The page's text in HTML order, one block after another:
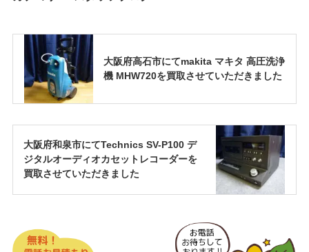
大阪府高石市にてmakita マキタ 高圧洗浄
機 MHW720を買取させていただきました
大阪府和泉市にてTechnics SV-P100 デ
ジタルオーディオカセットレコーダーを
買取させていただきました